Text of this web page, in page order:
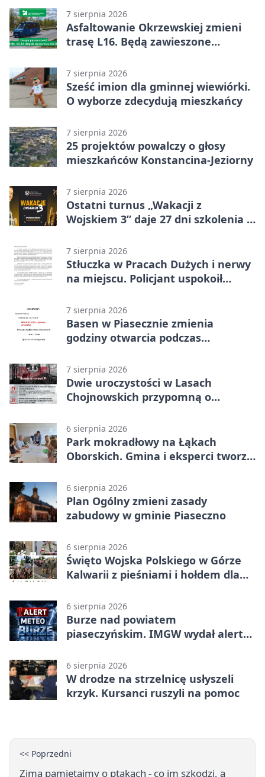
7 sierpnia 2026
Asfaltowanie Okrzewskiej zmieni
trasę L16. Będą zawieszone
7 sierpnia 2026
Sześć imion dla gminnej wiewiórki.
O wyborze zdecydują mieszkańcy
7 sierpnia 2026
25 projektów powalczy o głosy
mieszkańców Konstancina-Jeziorny
7 sierpnia 2026
Ostatni turnus „Wakacji z
Wojskiem 3” daje 27 dni szkolenia i
7 sierpnia 2026
Stłuczka w Pracach Dużych i nerwy
na miejscu. Policjant uspokoił
7 sierpnia 2026
Basen w Piasecznie zmienia
godziny otwarcia podczas
7 sierpnia 2026
Dwie uroczystości w Lasach
Chojnowskich przypomną o
6 sierpnia 2026
Park mokradłowy na Łąkach
Oborskich. Gmina i eksperci tworzą
6 sierpnia 2026
Plan Ogólny zmieni zasady
zabudowy w gminie Piaseczno
6 sierpnia 2026
Święto Wojska Polskiego w Górze
Kalwarii z pieśniami i hołdem dla
6 sierpnia 2026
Burze nad powiatem
piaseczyńskim. IMGW wydał alert
6 sierpnia 2026
W drodze na strzelnicę usłyszeli
krzyk. Kursanci ruszyli na pomoc
<< Poprzedni
Zimą pamiętajmy o ptakach - co im szkodzi, a